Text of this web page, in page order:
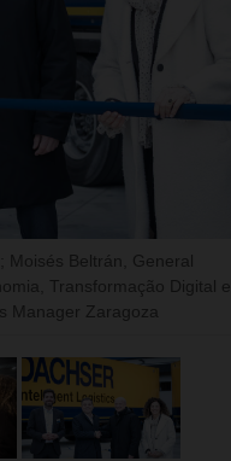
Moisés Beltrán, General
Transformação Digital e
Manager Zaragoza